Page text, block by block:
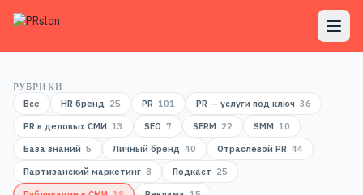
РУБРИКИ
Все
HR бренд 25 PR 101 PR — услуги под ключ 36
PR в деловых СМИ 13 SEO 7 SERM 22 SMM 10
База знаний 5 Личный бренд 40 Отраслевой PR 44
Партизанский маркетинг 8 Подкаст 25